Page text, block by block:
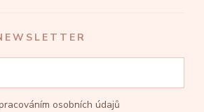
osobních údajů